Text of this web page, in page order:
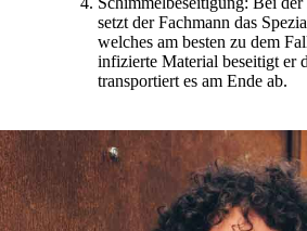
setzt der Fachmann das
welches am besten zu dem
infizierte Material beseitigt er
transportiert es am Ende ab.